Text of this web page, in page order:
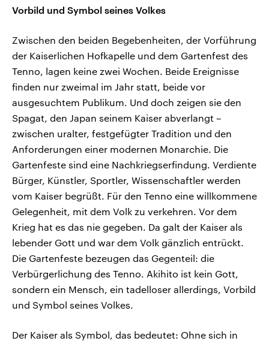
Vorbild und Symbol seines Volkes
Zwischen den beiden Begebenheiten, der Vorführung
der Kaiserlichen Hofkapelle und dem Gartenfest des
Tenno, lagen keine zwei Wochen. Beide Ereignisse
finden nur zweimal im Jahr statt, beide vor
ausgesuchtem Publikum. Und doch zeigen sie den
Spagat, den Japan seinem Kaiser abverlangt –
zwischen uralter, festgefügter Tradition und den
Anforderungen einer modernen Monarchie. Die
Gartenfeste sind eine Nachkriegserfindung. Verdiente
Bürger, Künstler, Sportler, Wissenschaftler werden
vom Kaiser begrüßt. Für den Tenno eine willkommene
Gelegenheit, mit dem Volk zu verkehren. Vor dem
Krieg hat es das nie gegeben. Da galt der Kaiser als
lebender Gott und war dem Volk gänzlich entrückt.
Die Gartenfeste bezeugen das Gegenteil: die
Verbürgerlichung des Tenno. Akihito ist kein Gott,
sondern ein Mensch, ein tadelloser allerdings, Vorbild
und Symbol seines Volkes.
Der Kaiser als Symbol, das bedeutet: Ohne sich in